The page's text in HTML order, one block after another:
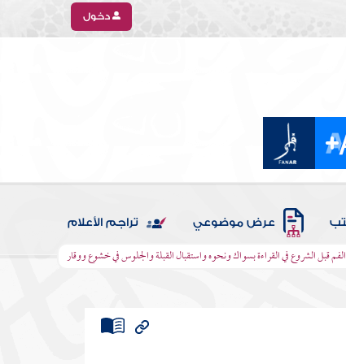
دخول
عرض موضوعي تراجم الأعلام
قبل الشروع في القراءة بسواك ونحوه واستقبال القبلة والجلوس في خشوع ووقار